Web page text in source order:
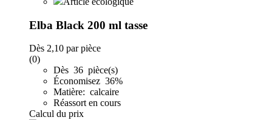
Elba Black 200 ml tasse
Dès 2,10 par pièce
(0)
Dès 36 pièce(s)
Économisez 36%
Matière: calcaire
Réassort en cours
Calcul du prix